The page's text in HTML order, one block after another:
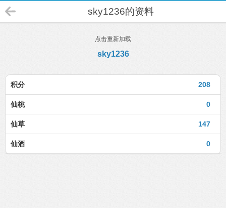
sky1236的资料
点击重新加载
sky1236
208
积分
0
仙桃
147
仙草
0
仙酒